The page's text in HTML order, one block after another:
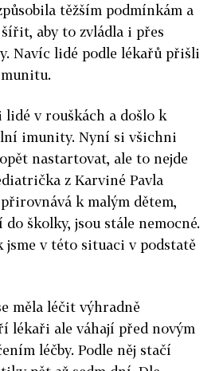
těžším podmínkám a
aby to zvládla i přes
Navíc lidé podle lékařů přišli
v rouškách a došlo k
imunity. Nyní si všichni
nastartovat, ale to nejde
z Karviné Pavla
k malým dětem,
školky, jsou stále nemocné.
jsme v této situaci v podstatě
měla léčit výhradně
lékaři ale váhají před novým
léčby. Podle něj stačí